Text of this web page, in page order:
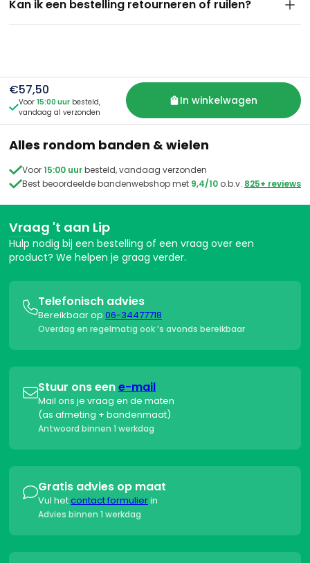
iets laten bezorgen in een ander land? Neem dan even
Kan ik een bestelling retourneren of ruilen?
juiste instructies. We zorgen altijd voor een snelle en nette
afhandeling.
€57,50
Voor 15:00 uur besteld,
vandaag al verzonden
In winkelwagen
Alles rondom banden & wielen
Voor15:00 uurbesteld, vandaag verzonden
Best beoordeelde bandenwebshop met 9,4/10 o.b.v. 825+ reviews
Vraag 't aan Lip
Hulp nodig bij een bestelling of een vraag over een
product? We helpen je graag verder.
Telefonisch advies
Bereikbaar op 06-34477718
Overdag en regelmatig ook ’s avonds bereikbaar
Stuur ons eene-mail
Mail ons je vraag en de maten
(as afmeting + bandenmaat)
Antwoord binnen 1 werkdag
Gratis advies op maat
Vul hetcontact formulierin
Advies binnen 1 werkdag